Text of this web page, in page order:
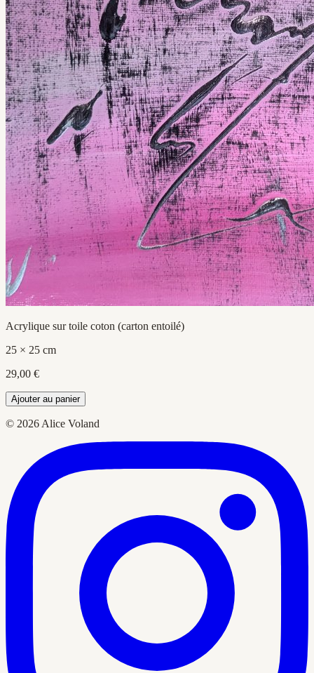
Acrylique sur toile coton (carton entoilé)
25 × 25 cm
29,00 €
Ajouter au panier
© 2026 Alice Voland